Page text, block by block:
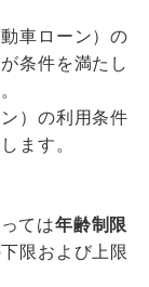
車ローン）の
条件を満たし
）の利用条件
ます。
ては年齢制限
限および上限